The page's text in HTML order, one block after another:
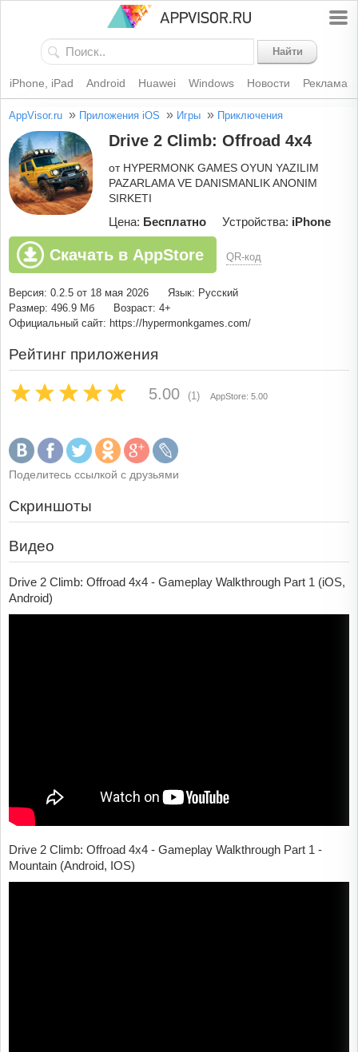
Найти
iPhone, iPad Android Huawei Windows Новости Реклама
AppVisor.ru » Приложения iOS » Игры » Приключения
Drive 2 Climb: Offroad 4x4
от HYPERMONK GAMES OYUN YAZILIM
PAZARLAMA VE DANISMANLIK ANONIM
SIRKETI
Цена: Бесплатно Устройства: iPhone
Скачать в AppStore QR-код
Версия: 0.2.5 от 18 мая 2026
Язык: Русский
Размер: 496.9 Мб
Возраст: 4+
Официальный сайт: https://hypermonkgames.com/
Рейтинг приложения
5.00 (1) AppStore: 5.00
Поделитесь ссылкой с друзьями
Скриншоты
Видео
Drive 2 Climb: Offroad 4x4 - Gameplay Walkthrough Part 1 (iOS,
Android)
Drive 2 Climb: Offroad 4x4 - Gameplay Walkthrough Part 1 -
Mountain (Android, IOS)